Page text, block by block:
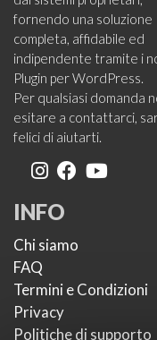
fornendo una soluzione
completa, affidabile ed
indipendente tramite i
Plugin per WordPress.
Per qualsiasi domanda
esitare a contattarci,
felici di aiutarti.
INFO
Chi siamo
FAQ
Termini e Condizioni
Privacy
Politiche di supporto